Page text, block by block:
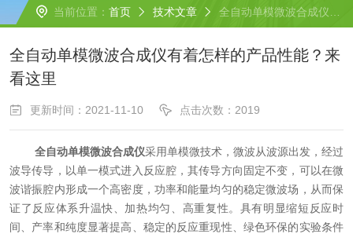
当前位置： 首页 技术文章 全自动单模微波合成仪有着怎样的产品性能？来看这里
全自动单模微波合成仪有着怎样的产品性能？来
看这里
更新时间：2021-11-10 点击次数：2019
全自动单模微波合成仪采用单模微技术，微波从波源出发，经过
波导传导，以单一模式进入反应腔，其传导方向固定不变，可以在微
波谐振腔内形成一个高密度，功率和能量均匀的稳定微波场，从而保
证了反应体系升温快、加热均匀、高重复性。具有明显缩短反应时
间、产率和纯度显著提高、稳定的反应重现性、绿色环保的实验条件